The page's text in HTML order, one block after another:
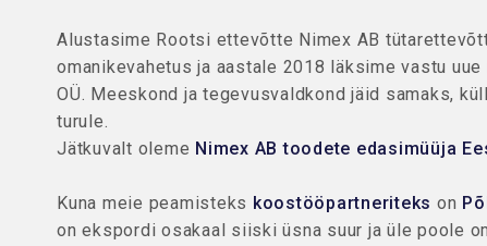
Alustasime Rootsi ettevõtte Nimex AB
omanikevahetus ja aastale 2018 läksime vastu
OÜ. Meeskond ja tegevusvaldkond jäid samaks,
turule.
Jätkuvalt oleme Nimex AB toodete edasimüüja
Kuna meie peamisteks koostööpartneriteks on
on ekspordi osakaal siiski üsna suur ja üle poole